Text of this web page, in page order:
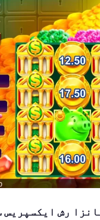
رش ایکسپریس